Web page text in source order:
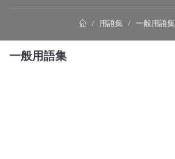
用語集 一般用語集
一般用語集